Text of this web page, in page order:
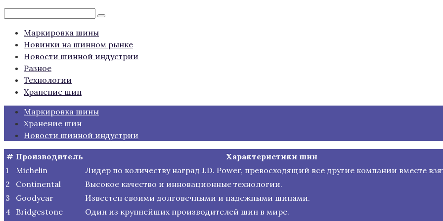
Поиск:
Маркировка шины
Новинки на шинном рынке
Новости шинной индустрии
Разное
Технологии
Хранение шин
Маркировка шины
Хранение шин
Новости шинной индустрии
# Производитель
Характеристики шин
1
Michelin
Лидер по количеству наград J.D. Power, превосходящий все другие компании вместе
2
Continental
Высокое качество и инновационные технологии.
3
Goodyear
Известен своими долговечными и надежными шинами.
4 Bridgestone
Один из крупнейших производителей шин в мире.